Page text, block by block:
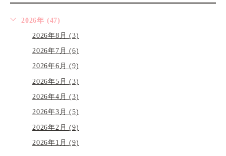
2026年 (47)
2026年8月 (3)
2026年7月 (6)
2026年6月 (9)
2026年5月 (3)
2026年4月 (3)
2026年3月 (5)
2026年2月 (9)
2026年1月 (9)